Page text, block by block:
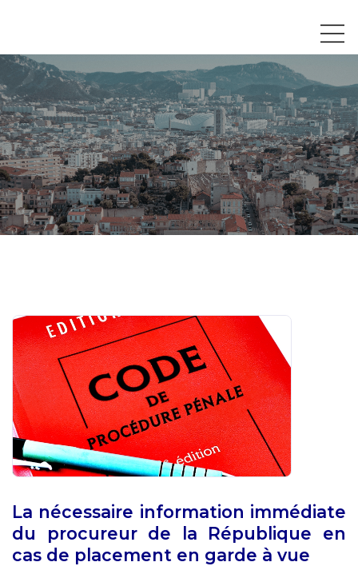
La nécessaire information immédiate
du procureur de la République en
cas de placement en garde à vue